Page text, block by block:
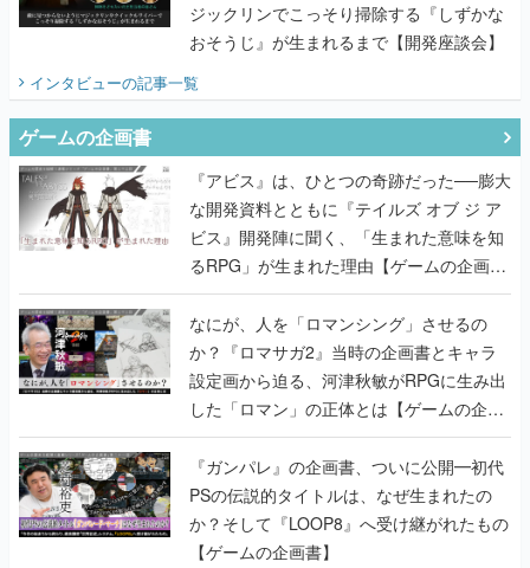
ジックリンでこっそり掃除する『しずかな
おそうじ』が生まれるまで【開発座談会】
インタビューの記事一覧
ゲームの企画書
『アビス』は、ひとつの奇跡だった──膨大
な開発資料とともに『テイルズ オブ ジ ア
ビス』開発陣に聞く、「生まれた意味を知
るRPG」が生まれた理由【ゲームの企画
書】
なにが、人を「ロマンシング」させるの
か？『ロマサガ2』当時の企画書とキャラ
設定画から迫る、河津秋敏がRPGに生み出
した「ロマン」の正体とは【ゲームの企画
書】
『ガンパレ』の企画書、ついに公開━初代
PSの伝説的タイトルは、なぜ生まれたの
か？そして『LOOP8』へ受け継がれたもの
【ゲームの企画書】